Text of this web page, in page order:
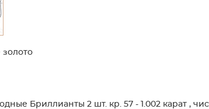
золото
Бриллианты 2 шт. кр. 57 - 1.002 карат ,